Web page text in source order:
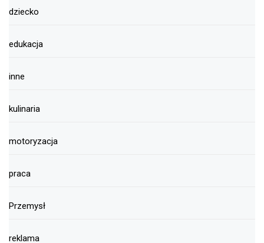
dziecko
edukacja
inne
kulinaria
motoryzacja
praca
Przemysł
reklama